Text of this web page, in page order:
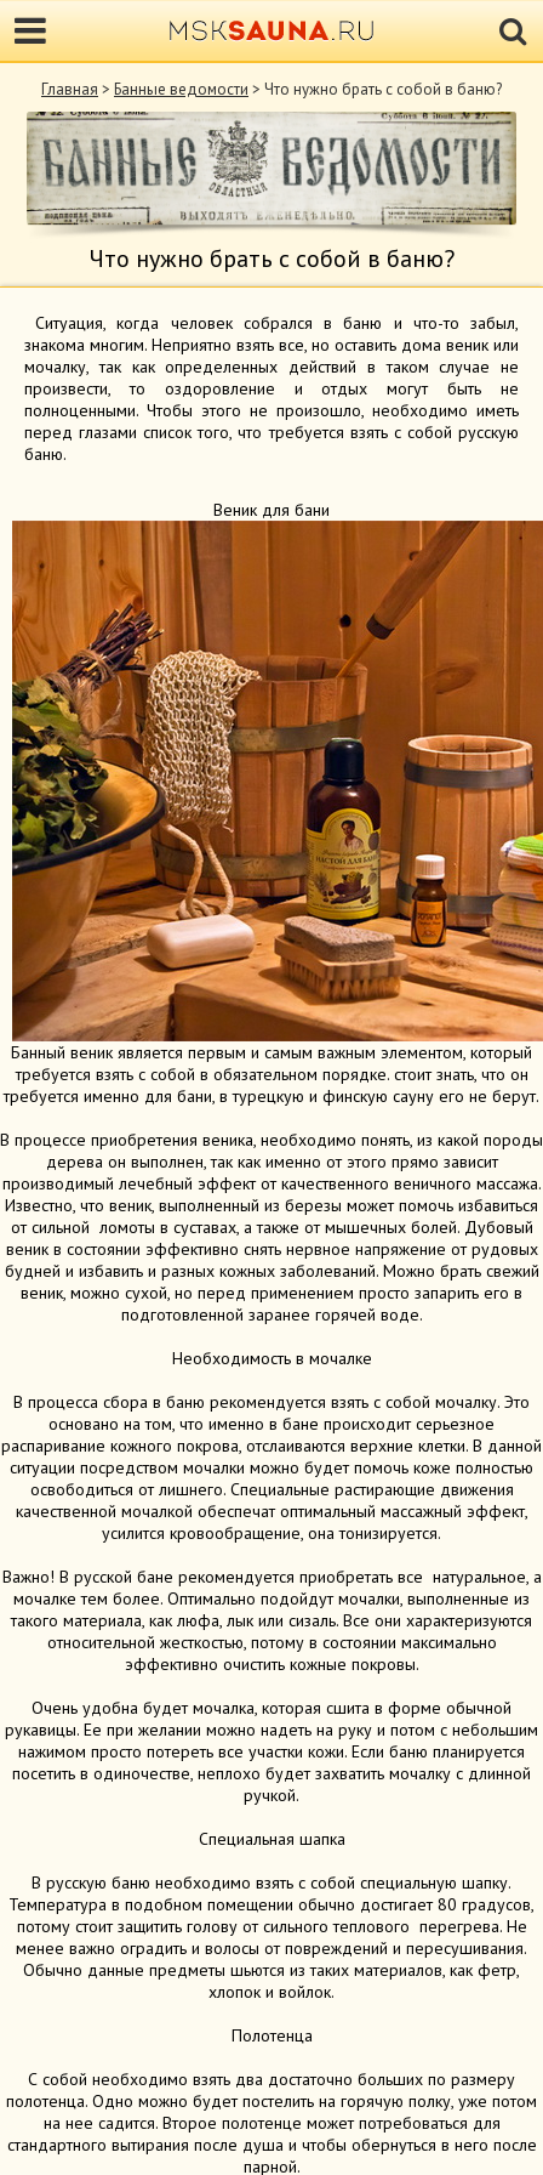
Главная > Банные ведомости > Что нужно брать с собой в баню?
Что нужно брать с собой в баню?
Ситуация, когда человек собрался в баню и что-то забыл,
знакома многим. Неприятно взять все, но оставить дома веник или
мочалку, так как определенных действий в таком случае не
произвести, то оздоровление и отдых могут быть не
полноценными. Чтобы этого не произошло, необходимо иметь
перед глазами список того, что требуется взять с собой русскую
баню.
Веник для бани
Банный веник является первым и самым важным элементом, который
требуется взять с собой в обязательном порядке. стоит знать, что он
требуется именно для бани, в турецкую и финскую сауну его не берут.
В процессе приобретения веника, необходимо понять, из какой породы
дерева он выполнен, так как именно от этого прямо зависит
производимый лечебный эффект от качественного веничного массажа.
Известно, что веник, выполненный из березы может помочь избавиться
от сильной ломоты в суставах, а также от мышечных болей. Дубовый
веник в состоянии эффективно снять нервное напряжение от рудовых
будней и избавить и разных кожных заболеваний. Можно брать свежий
веник, можно сухой, но перед применением просто запарить его в
подготовленной заранее горячей воде.
Необходимость в мочалке
В процесса сбора в баню рекомендуется взять с собой мочалку. Это
основано на том, что именно в бане происходит серьезное
распаривание кожного покрова, отслаиваются верхние клетки. В данной
ситуации посредством мочалки можно будет помочь коже полностью
освободиться от лишнего. Специальные растирающие движения
качественной мочалкой обеспечат оптимальный массажный эффект,
усилится кровообращение, она тонизируется.
Важно! В русской бане рекомендуется приобретать все натуральное, а
мочалке тем более. Оптимально подойдут мочалки, выполненные из
такого материала, как люфа, лык или сизаль. Все они характеризуются
относительной жесткостью, потому в состоянии максимально
эффективно очистить кожные покровы.
Очень удобна будет мочалка, которая сшита в форме обычной
рукавицы. Ее при желании можно надеть на руку и потом с небольшим
нажимом просто потереть все участки кожи. Если баню планируется
посетить в одиночестве, неплохо будет захватить мочалку с длинной
ручкой.
Специальная шапка
В русскую баню необходимо взять с собой специальную шапку.
Температура в подобном помещении обычно достигает 80 градусов,
потому стоит защитить голову от сильного теплового перегрева. Не
менее важно оградить и волосы от повреждений и пересушивания.
Обычно данные предметы шьются из таких материалов, как фетр,
хлопок и войлок.
Полотенца
С собой необходимо взять два достаточно больших по размеру
полотенца. Одно можно будет постелить на горячую полку, уже потом
на нее садится. Второе полотенце может потребоваться для
стандартного вытирания после душа и чтобы обернуться в него после
парной.